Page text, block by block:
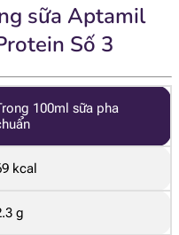
sữa Aptamil
Số 3
100ml sữa pha
kcal
g